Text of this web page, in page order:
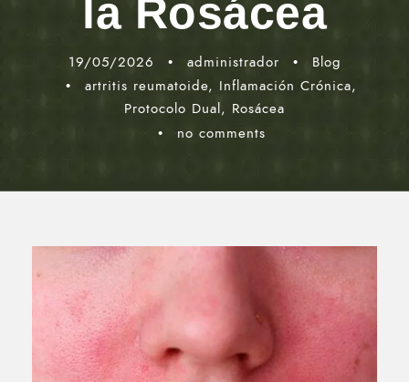
la Rosácea
19/05/2026 • administrador •
Blog
•
artritis reumatoide, Inflamación Crónica,
Protocolo Dual, Rosácea
•
no comments